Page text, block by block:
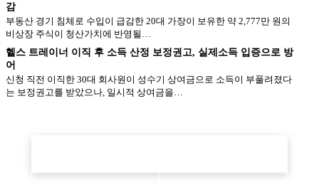
감
부동산 경기 침체로 수입이 급감한 20대 가장이 보유한 약 2,777만 원의
비상장 주식이 청산가치에 반영될…
헬스 트레이너 이직 후 소득 산정 보정권고, 실제소득 입증으로 방
어
신청 직전 이직한 30대 회사원이 성수기 상여금으로 소득이 부풀려졌다
는 보정권고를 받았으나, 일시적 상여금을…